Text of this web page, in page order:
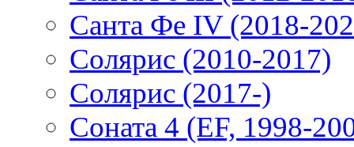
Санта Фе IV (2018-
Солярис (2010-2017)
Солярис (2017-)
Соната 4 (EF, 1998-